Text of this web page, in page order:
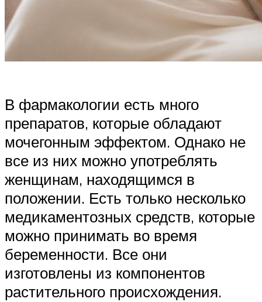
В фармакологии есть много
препаратов, которые обладают
мочегонным эффектом. Однако не
все из них можно употреблять
женщинам, находящимся в
положении. Есть только несколько
медикаментозных средств, которые
можно принимать во время
беременности. Все они
изготовлены из компонентов
растительного происхождения.